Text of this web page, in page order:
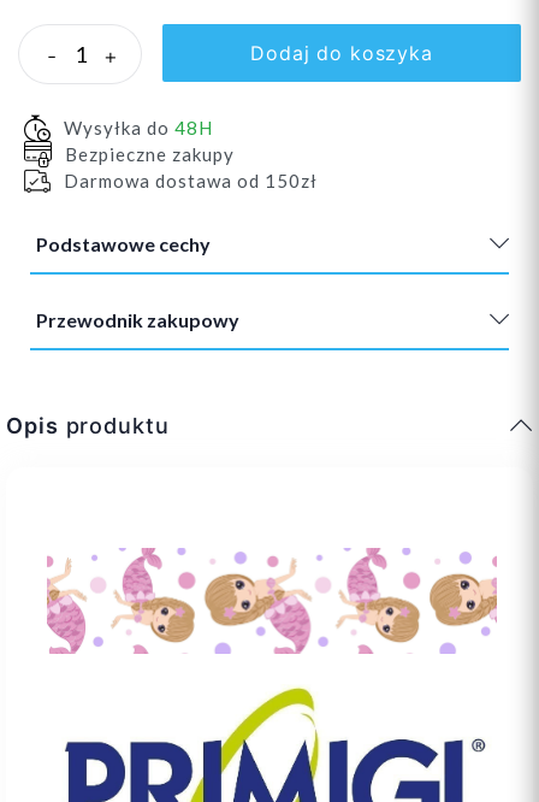
- + Dodaj do koszyka
Wysyłka do 48H
Bezpieczne zakupy
Darmowa dostawa od 150zł
Podstawowe cechy
Przewodnik zakupowy
Opis produktu